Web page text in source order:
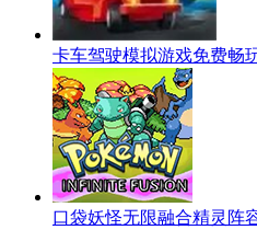
卡车驾驶模拟游戏免费畅
口袋妖怪无限融合精灵阵